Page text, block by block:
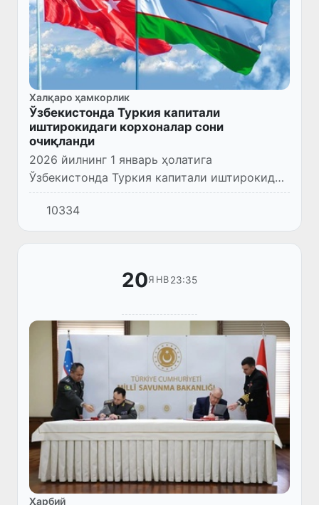
Халқаро ҳамкорлик
Ўзбекистонда Туркия капитали
иштирокидаги корхоналар сони
очиқланди
2026 йилнинг 1 январь ҳолатига
Ўзбекистонда Туркия капитали иштирокида
жами 2 137 та корхоналар фаолият
юритмоқда.
10334
20ЯНВ 23:35
Ҳарбий